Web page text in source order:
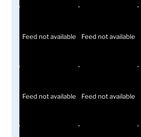
Feed not available Feed not available
Feed not available Feed not available